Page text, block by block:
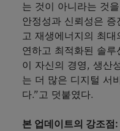
는 것이 아니라는 것
안정성과 신뢰성은
고 재생에너지의 최
연하고 최적화된 솔
이 자신의 경영, 생산
는 더 많은 디지털 서
다.”고 덧붙였다.
본 업데이트의 강조점: